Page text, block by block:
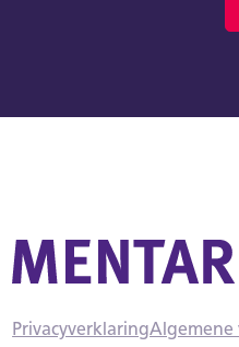
PrivacyverklaringAlgemene